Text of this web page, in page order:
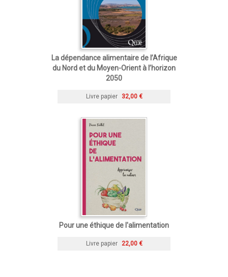
La dépendance alimentaire de l’Afrique
du Nord et du Moyen-Orient à l’horizon
2050
Livre papier 32,00 €
Pour une éthique de l'alimentation
Livre papier 22,00 €